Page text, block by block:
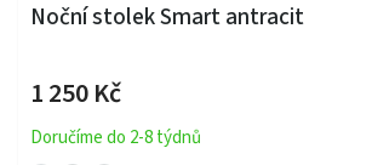
Noční stolek Smart antracit
1 250 Kč
Doručíme do 2-8 týdnů